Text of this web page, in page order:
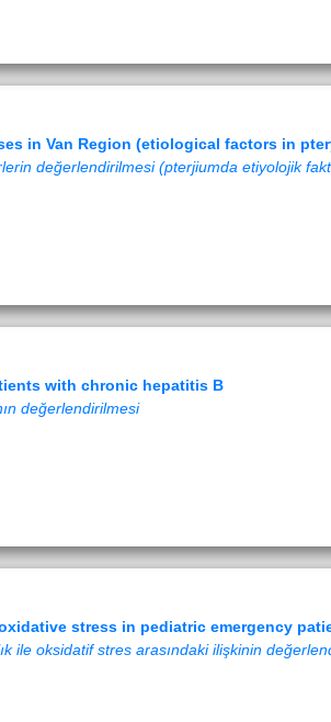
in Van Region (etiological factors in
değerlendirilmesi (pterjiumda etiyolojik
with chronic hepatitis B
değerlendirilmesi
stress in pediatric emergency
ile oksidatif stres arasındaki ilişkinin